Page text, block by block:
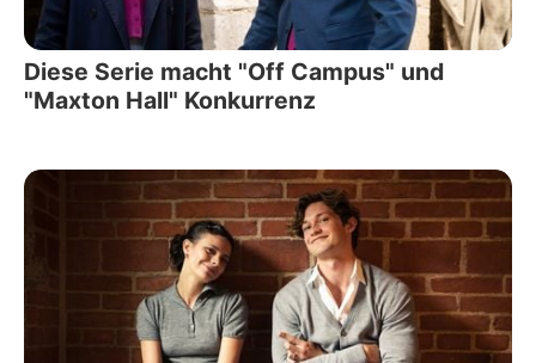
Diese Serie macht "Off Campus" und
"Maxton Hall" Konkurrenz